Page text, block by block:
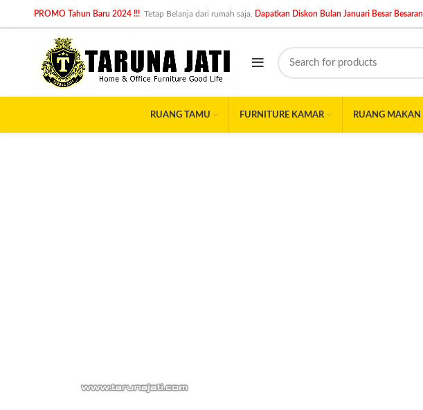
PROMO Tahun Baru 2024 !!! Tetap Belanja dari rumah saja, Dapatkan Diskon Bulan Januari Besar Besaran
RUANG TAMU FURNITURE KAMAR RUANG MAKAN